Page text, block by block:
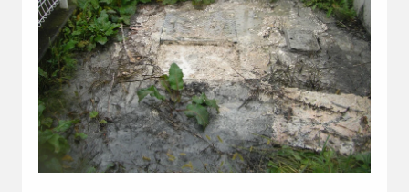
お問い合わせはこちら
緊急
お急ぎの方はこちら
0195-23-9743
アイオー浄化槽公式SNS